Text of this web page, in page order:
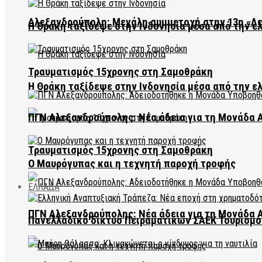
Αλεξανδρούπολη: Μεγάλη συμμετοχή στην 13η
Η Θράκη ταξίδεψε στην Ινδονησία μέσα από την
Τραυματισμός 15χρονης στη Σαμοθράκη
ΠΓΝ Αλεξανδρούπολης: Νέα άδεια για τη Μονάδα
Η Θράκη ταξίδεψε στην Ινδονησία μέσα από την
Τραυματισμός 15χρονης στη Σαμοθράκη
ΠΓΝ Αλεξανδρούπολης: Νέα άδεια για τη Μονάδα
Ο Μαυρόγυπας και η τεχνητή παροχή τροφής
ΕΛΛΑΔΑ
Πανελλαδικό δίκτυο Πειραματικών ΣΑΕΚ